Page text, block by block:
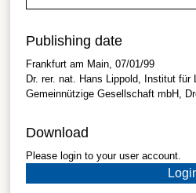
Publishing date
Frankfurt am Main, 07/01/99
Dr. rer. nat. Hans Lippold, Institut für
Gemeinnützige Gesellschaft mbH,
Download
Please login to your user account.